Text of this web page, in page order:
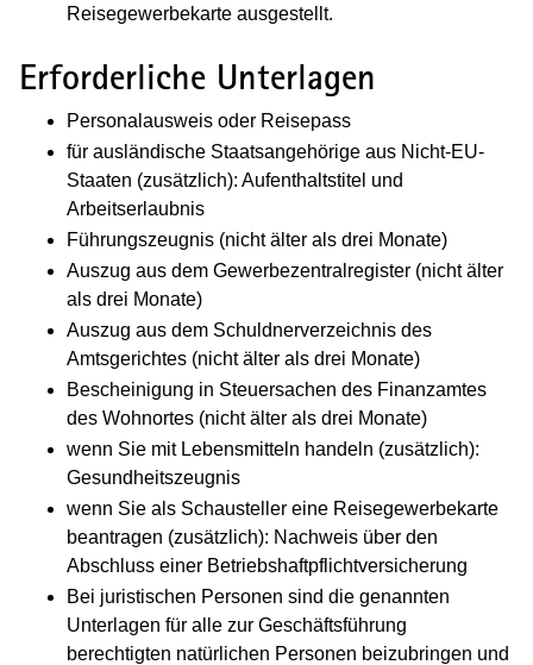
Reisegewerbekarte ausgestellt.
Erforderliche Unterlagen
Personalausweis oder Reisepass
für ausländische Staatsangehörige aus Nicht-EU-
Staaten (zusätzlich): Aufenthaltstitel und
Arbeitserlaubnis
Führungszeugnis (nicht älter als drei Monate)
Auszug aus dem Gewerbezentralregister (nicht älter
als drei Monate)
Auszug aus dem Schuldnerverzeichnis des
Amtsgerichtes (nicht älter als drei Monate)
Bescheinigung in Steuersachen des Finanzamtes
des Wohnortes (nicht älter als drei Monate)
wenn Sie mit Lebensmitteln handeln (zusätzlich):
Gesundheitszeugnis
wenn Sie als Schausteller eine Reisegewerbekarte
beantragen (zusätzlich): Nachweis über den
Abschluss einer Betriebshaftpflichtversicherung
Bei juristischen Personen sind die genannten
Unterlagen für alle zur Geschäftsführung
berechtigten natürlichen Personen beizubringen und